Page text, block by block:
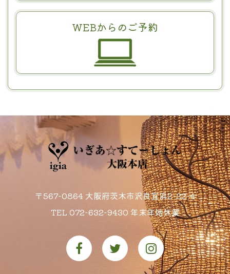
WEBからのご予約
〒567-0864 大阪府茨木市沢良宜浜2-22-4
TEL 072-632-9430 年末年始休業